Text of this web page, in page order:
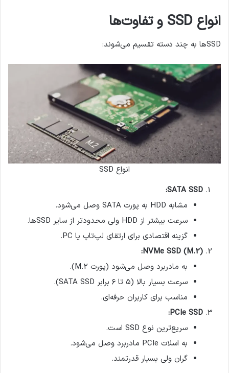
انواع و تفاوت‌ها
SSDها به چند دسته تقسیم می‌شوند:
انواع SSD
SATA SSD:
مشابه HDD به پورت SATA وصل می‌شود.
سرعت بیشتر از HDD ولی محدودتر از سایر SSDها.
گزینه اقتصادی برای ارتقای لپ‌تاپ یا PC.
NVMe SSD (M.2):
به مادربرد وصل می‌شود (پورت M.2).
سرعت بسیار بالا (۵ تا ۶ برابر SATA SSD).
مناسب برای کاربران حرفه‌ای.
PCIe SSD:
سریع‌ترین نوع SSD است.
به اسلات PCIe مادربرد وصل می‌شود.
گران ولی بسیار قدرتمند.